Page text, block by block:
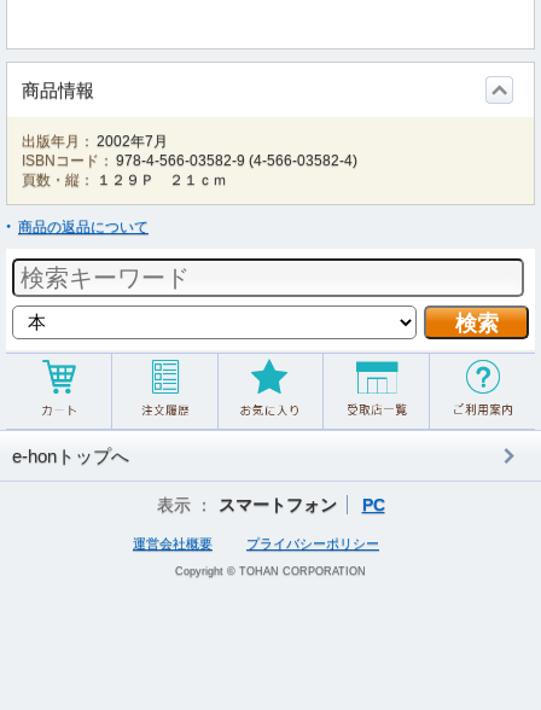
商品情報
出版年月： 2002年7月
ISBNコード： 978-4-566-03582-9 (4-566-03582-4)
頁数・縦：
１２９Ｐ ２１ｃｍ
商品の返品について
e-honトップへ
表示 ： スマートフォン PC
運営会社概要 プライバシーポリシー
Copyright © TOHAN CORPORATION